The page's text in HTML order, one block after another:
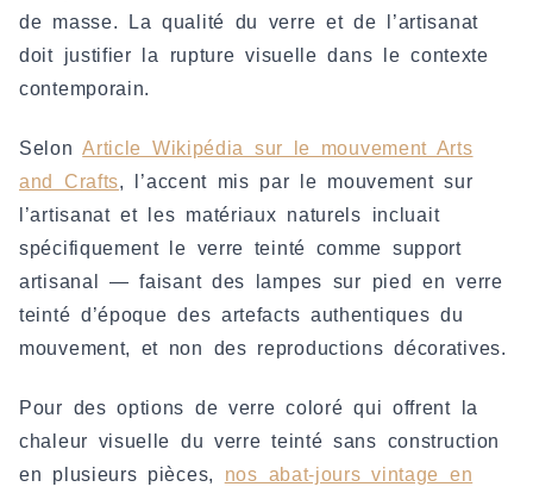
de masse. La qualité du verre et de l’artisanat
doit justifier la rupture visuelle dans le contexte
contemporain.
SelonArticle Wikipédia sur le mouvement Arts
and Crafts, l’accent mis par le mouvement sur
l’artisanat et les matériaux naturels incluait
spécifiquement le verre teinté comme support
artisanal — faisant des lampes sur pied en verre
teinté d’époque des artefacts authentiques du
mouvement, et non des reproductions décoratives.
Pour des options de verre coloré qui offrent la
chaleur visuelle du verre teinté sans construction
en plusieurs pièces, nos abat-jours vintage en